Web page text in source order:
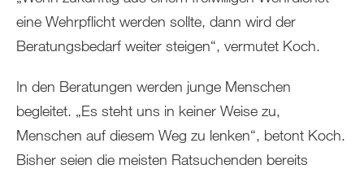
eine Wehrpflicht werden sollte, dann wird der
Beratungsbedarf weiter steigen“, vermutet Koch.
In den Beratungen werden junge Menschen
begleitet. „Es steht uns in keiner Weise zu,
Menschen auf diesem Weg zu lenken“, betont Koch.
Bisher seien die meisten Ratsuchenden bereits